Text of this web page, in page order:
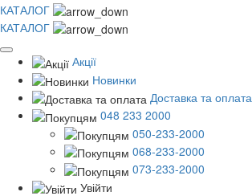
КАТАЛОГ
КАТАЛОГ
Акції
Новинки
Доставка та оплата
048 233 2000
050-233-2000
068-233-2000
073-233-2000
Увійти